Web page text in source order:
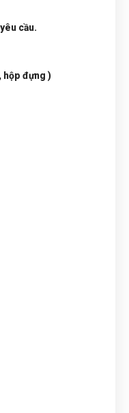
cầu.
hộp đựng )